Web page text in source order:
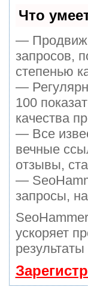
Что
—
запросов,
степенью
—
100
качества
— Все
вечные
отзывы,
—
запросы,
ускоряет